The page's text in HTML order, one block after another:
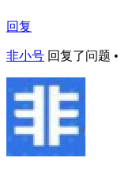
回复
非小号 回复了问题 •